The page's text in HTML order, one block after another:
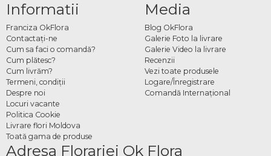
Informatii
Franciza OkFlora
Contactaţi-ne
Cum sa faci o comandă?
Cum plătesc?
Cum livrăm?
Termeni, condiţii
Despre noi
Locuri vacante
Politica Cookie
Livrare flori Moldova
Toată gama de produse
Media
Blog OkFlora
Galerie Foto la livrare
Galerie Video la livrare
Recenzii
Vezi toate produsele
Logare/Înregistrare
Comandă Internațional
Adresa Florariei Ok Flora